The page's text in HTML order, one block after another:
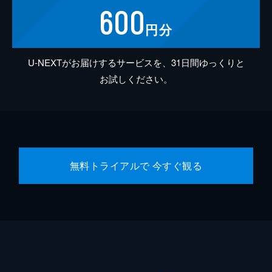
600円分
U-NEXTがお届けするサービスを、31日間ゆっくりと
お試しください。
無料トライアルで 今すぐ観る